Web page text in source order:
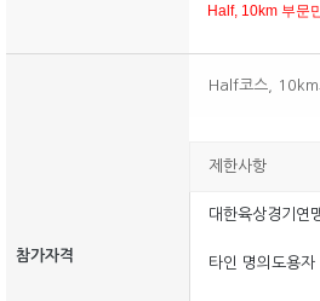
Half, 10km 부문
참가자격
Half코스, 10km
제한사항
대한육상경기연
타인 명의도용자